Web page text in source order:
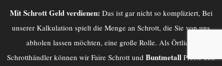
Mit Schrott Geld verdienen: Das ist gar nicht so kompliziert, Bei
unserer Kalkulation spielt die Menge an Schrott, die Sie von uns
abholen lassen möchten, eine große Rolle. Als Örtliche
Schrotthändler können wir Faire Schrott und Buntmetall Preise den